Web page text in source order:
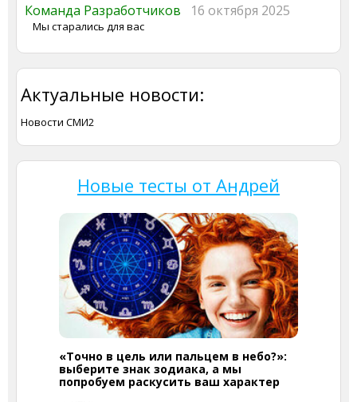
Команда Разработчиков 16 октября 2025
Мы старались для вас
Актуальные новости:
Новости СМИ2
Новые тесты от Андрей
«Точно в цель или пальцем в небо?»:
выберите знак зодиака, а мы
попробуем раскусить ваш характер